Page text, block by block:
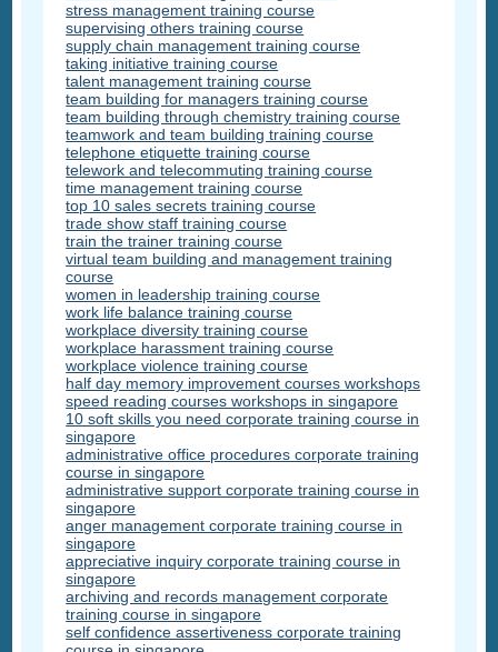
stress management training course
supervising others training course
supply chain management training course
taking initiative training course
talent management training course
team building for managers training course
team building through chemistry training course
teamwork and team building training course
telephone etiquette training course
telework and telecommuting training course
time management training course
top 10 sales secrets training course
trade show staff training course
train the trainer training course
virtual team building and management training
course
women in leadership training course
work life balance training course
workplace diversity training course
workplace harassment training course
workplace violence training course
half day memory improvement courses workshops
speed reading courses workshops in singapore
10 soft skills you need corporate training course in
singapore
administrative office procedures corporate training
course in singapore
administrative support corporate training course in
singapore
anger management corporate training course in
singapore
appreciative inquiry corporate training course in
singapore
archiving and records management corporate
training course in singapore
self confidence assertiveness corporate training